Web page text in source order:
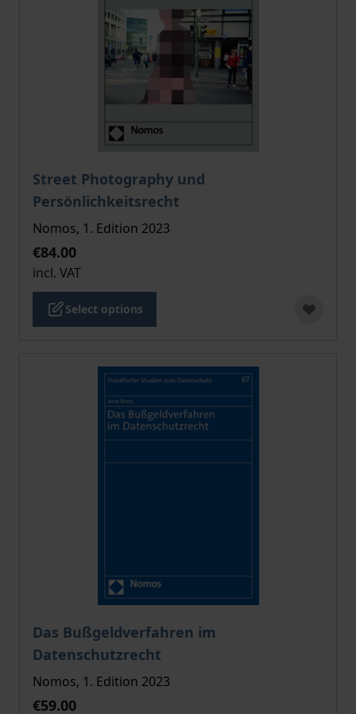
Street Photography und
Persönlichkeitsrecht
The price depends on the options chosen on the
Nomos, 1. Edition 2023
€84.00
incl. VAT
Select options
Das Bußgeldverfahren im
Datenschutzrecht
The price depends on the options chosen on the
Nomos, 1. Edition 2023
€59.00